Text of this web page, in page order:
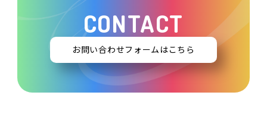
CONTACT
お問い合わせフォームはこちら